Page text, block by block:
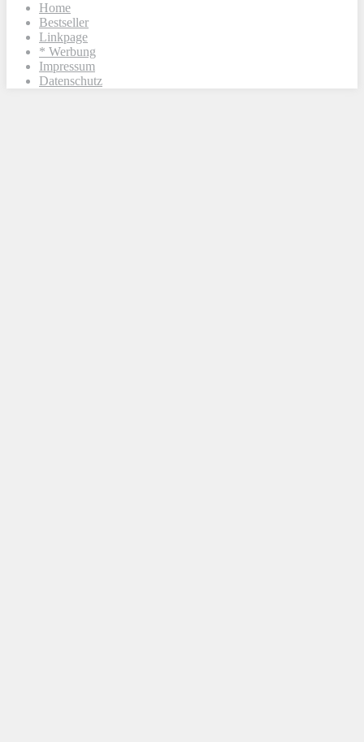
Home
Bestseller
Linkpage
* Werbung
Impressum
Datenschutz